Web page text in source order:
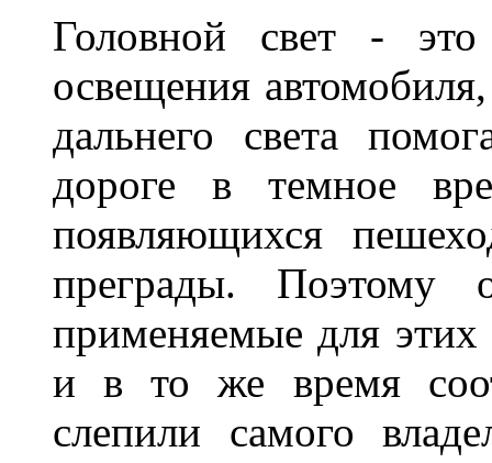
Головной свет -
освещения
дальнего света
дороге в темное
появляющихся
преграды. Поэтому
применяемые для
и в то же время
слепили самого